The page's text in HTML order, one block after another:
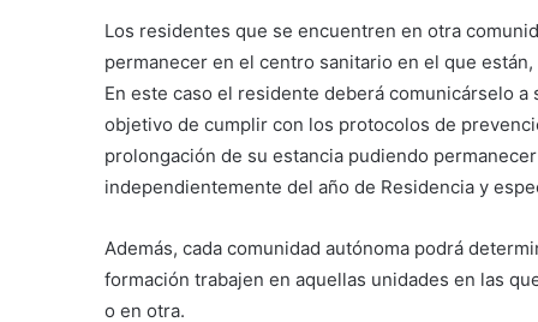
Los residentes que se encuentren en otra
permanecer en el centro sanitario en el que
En este caso el residente deberá comunicárselo
objetivo de cumplir con los protocolos de
prolongación de su estancia pudiendo
independientemente del año de Residencia y
Además, cada comunidad autónoma podrá
formación trabajen en aquellas unidades en las
o en otra.